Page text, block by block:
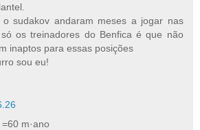
sudakov andaram meses a jogar nas
os treinadores do Benfica é que não
inaptos para essas posições
sou eu!
m·ano